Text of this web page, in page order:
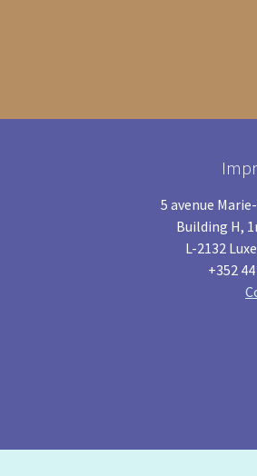
5 avenue
Building H,
L-2132
+352